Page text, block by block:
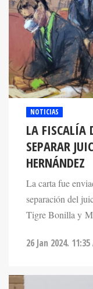
NOTICIAS
LA FISCALÍA
SEPARAR
HERNÁNDEZ
La carta fue
separación del
Tigre Bonilla y
26 Jan 2024.